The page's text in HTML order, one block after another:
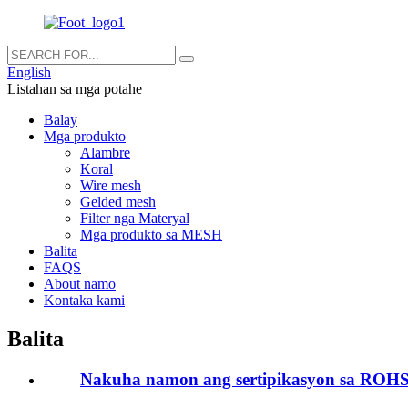
English
Listahan sa mga potahe
Balay
Mga produkto
Alambre
Koral
Wire mesh
Gelded mesh
Filter nga Materyal
Mga produkto sa MESH
Balita
FAQS
About namo
Kontaka kami
Balita
Nakuha namon ang sertipikasyon sa